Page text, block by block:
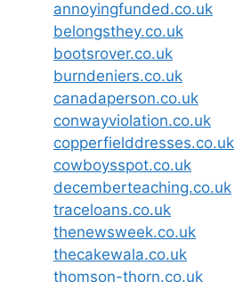
annoyingfunded.co.uk
belongsthey.co.uk
bootsrover.co.uk
burndeniers.co.uk
canadaperson.co.uk
conwayviolation.co.uk
copperfielddresses.co.uk
cowboysspot.co.uk
decemberteaching.co.uk
traceloans.co.uk
thenewsweek.co.uk
thecakewala.co.uk
thomson-thorn.co.uk